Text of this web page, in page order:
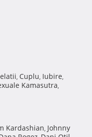
, Cuplu, Iubire,
Kamasutra,
Kardashian, Johnny